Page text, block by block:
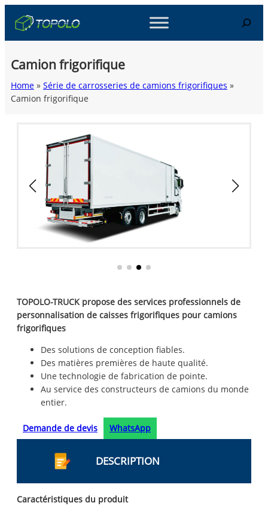
Search
Camion frigorifique
Home » Série de carrosseries de camions frigorifiques »
Camion frigorifique
TOPOLO-TRUCK propose des services professionnels de
personnalisation de caisses frigorifiques pour camions
frigorifiques
Des solutions de conception fiables.
Des matières premières de haute qualité.
Une technologie de fabrication de pointe.
Au service des constructeurs de camions du monde
entier.
Demande de devis WhatsApp
DESCRIPTION
Caractéristiques du produit